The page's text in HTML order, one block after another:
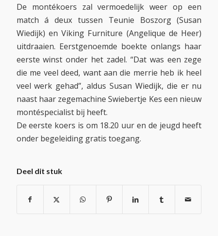
De montékoers zal vermoedelijk weer op een
match á deux tussen Teunie Boszorg (Susan
Wiedijk) en Viking Furniture (Angelique de Heer)
uitdraaien. Eerstgenoemde boekte onlangs haar
eerste winst onder het zadel. “Dat was een zege
die me veel deed, want aan die merrie heb ik heel
veel werk gehad”, aldus Susan Wiedijk, die er nu
naast haar zegemachine Swiebertje Kes een nieuw
montéspecialist bij heeft.
De eerste koers is om 18.20 uur en de jeugd heeft
onder begeleiding gratis toegang.
Deel dit stuk